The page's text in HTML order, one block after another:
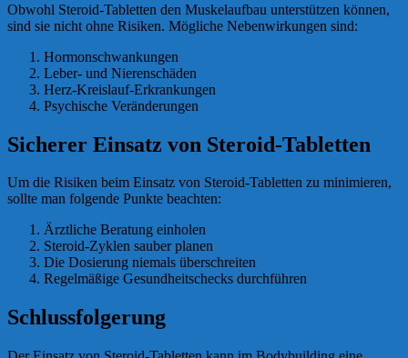
Obwohl Steroid-Tabletten den Muskelaufbau unterstützen können,
sind sie nicht ohne Risiken. Mögliche Nebenwirkungen sind:
Hormonschwankungen
Leber- und Nierenschäden
Herz-Kreislauf-Erkrankungen
Psychische Veränderungen
Sicherer Einsatz von Steroid-Tabletten
Um die Risiken beim Einsatz von Steroid-Tabletten zu minimieren,
sollte man folgende Punkte beachten:
Ärztliche Beratung einholen
Steroid-Zyklen sauber planen
Die Dosierung niemals überschreiten
Regelmäßige Gesundheitschecks durchführen
Schlussfolgerung